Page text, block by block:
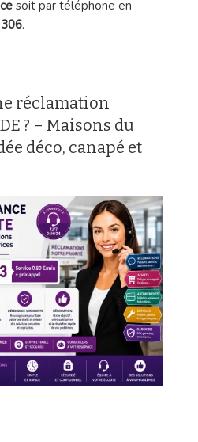
soit par téléphone en
.
réclamation
? – Maisons du
déco, canapé et